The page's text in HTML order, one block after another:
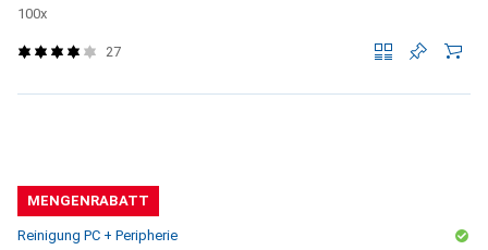
100x
27
MENGENRABATT
Reinigung PC + Peripherie